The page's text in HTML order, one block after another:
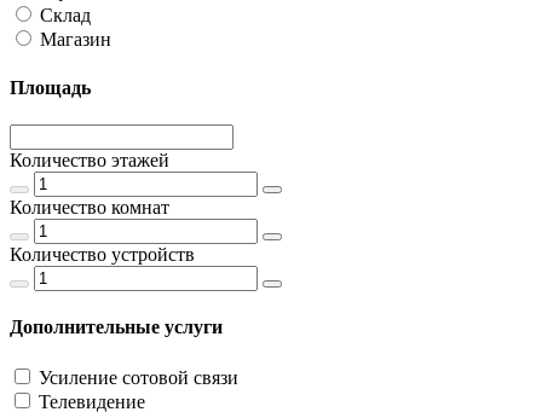
Склад
Магазин
Площадь
Количество этажей
Количество комнат
Количество устройств
Дополнительные услуги
Усиление сотовой связи
Телевидение